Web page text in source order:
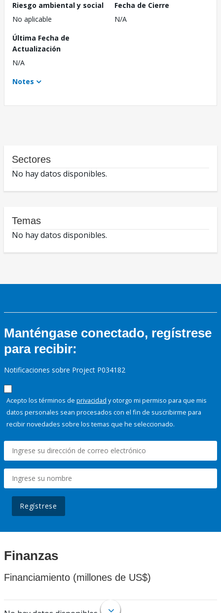
Riesgo ambiental y social
No aplicable
Fecha de Cierre
N/A
Última Fecha de
Actualización
N/A
Notes
Sectores
No hay datos disponibles.
Temas
No hay datos disponibles.
Manténgase conectado, regístrese
para recibir:
Notificaciones sobre Project P034182
Acepto los términos de privacidad y otorgo mi permiso para que mis
datos personales sean procesados con el fin de suscribirme para
recibir novedades sobre los temas que he seleccionado.
Regístrese
Finanzas
Financiamiento (millones de US$)